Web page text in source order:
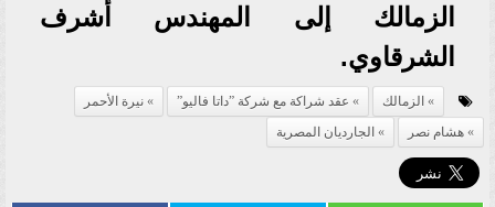
الزمالك إلى المهندس أشرف
الشرقاوي.
الزمالك عقد شراكة مع شركة ”داتا فاليو”
نيرة الأحمر
هشام نصر
الجارديان المصرية